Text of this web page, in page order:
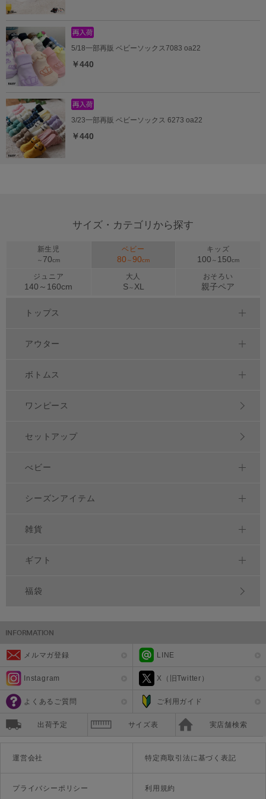
5/18一部再販 ベビーソックス7083 oa22
￥440
3/23一部再販 ベビーソックス 6273 oa22
￥440
サイズ・カテゴリから探す
新生児
～ 70cm
ベビー
80 ～90cm
キッズ
100 ～ 150cm
ジュニア
140～ 160cm
大人
S～ XL
おそろい
親子ペア
トップス
アウター
ボトムス
ワンピース
セットアップ
べビー
シーズンアイテム
雑貨
ギフト
福袋
メルマガ登録 LINE
Instagram X（旧Twitter）
よくあるご質問 ご利用ガイド
出荷予定 サイズ表 実店舗検索
運営会社 特定商取引法に基づく表記
プライバシーポリシー 利用規約